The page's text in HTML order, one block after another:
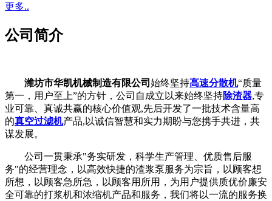
更多..
公司简介
潍坊市华凯机械制造有限公司 始终坚持高速分散机“质量
第一，用户至上”的方针，公司自成立以来始终坚持除渣器,专
业可靠、真诚共赢的核心价值观,先后开发了一批技术含量高
的真空过滤机产品,以诚信智慧和实力期盼与您携手共进，共
谋发展。
公司一贯秉承"务实研发，科学生产管理、优质售后服
务"的经营理念，以高效快捷的渣浆泵服务为宗旨，以顾客想
所想，以顾客急所急，以顾客用所用，为用户提供质优价廉安
全可靠的打浆机和浓缩机产品和服务，我们将以一流的服务换